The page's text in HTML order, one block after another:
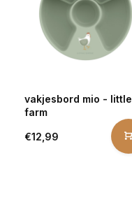
vakjesbord mio - little
farm
€12,99